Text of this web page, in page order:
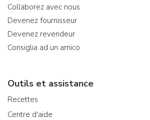
Collaborez avec nous
Devenez fournisseur
Devenez revendeur
Consiglia ad un amico
Outils et assistance
Recettes
Centre d'aide